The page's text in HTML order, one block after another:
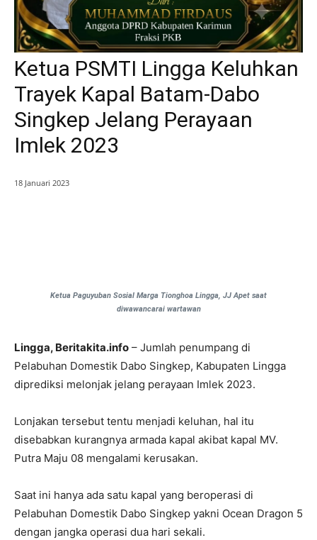
Ketua PSMTI Lingga Keluhkan
Trayek Kapal Batam-Dabo
Singkep Jelang Perayaan
Imlek 2023
18 Januari 2023
Ketua Paguyuban Sosial Marga Tionghoa Lingga, JJ Apet saat
diwawancarai wartawan
Lingga, Beritakita.info – Jumlah penumpang di
Pelabuhan Domestik Dabo Singkep, Kabupaten Lingga
diprediksi melonjak jelang perayaan Imlek 2023.
Lonjakan tersebut tentu menjadi keluhan, hal itu
disebabkan kurangnya armada kapal akibat kapal MV.
Putra Maju 08 mengalami kerusakan.
Saat ini hanya ada satu kapal yang beroperasi di
Pelabuhan Domestik Dabo Singkep yakni Ocean Dragon 5
dengan jangka operasi dua hari sekali.